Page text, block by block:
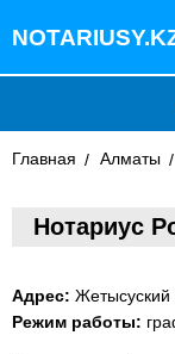
БЛОГ
ДОБАВИТЬ
Главная Алматы
Нотариус
Адрес: Жетысуский
Режим работы: